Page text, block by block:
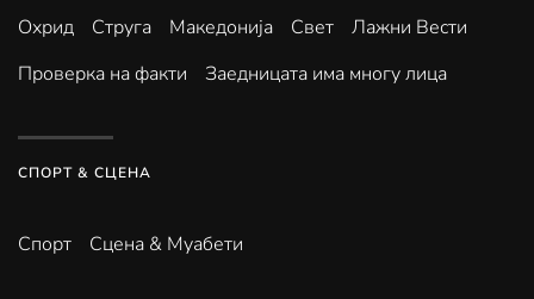
Охрид Струга Македонија Свет
Лажни Вести
Проверка на факти
Заедницата има многу лица
СПОРТ & СЦЕНА
Спорт Сцена & Муабети